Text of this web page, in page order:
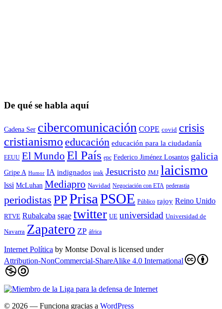
De qué se habla aquí
Cadena Ser cibercomunicación COPE covid crisis
cristianismo educación educación para la ciudadaní­a
EEUU El Mundo El País epc Federico Jiménez Losantos galicia
Gripe A Humor IA indignados irak Jesucristo JMJ laicismo
lssi McLuhan Mediapro Navidad Negociación con ETA pederastia
periodistas PPPrisaPSOE Público rajoy Reino Unido
RTVE Rubalcaba sgae twitter UE universidad Universidad de
Navarra Zapatero ZP áfrica
Internet Política by Montse Doval is licensed under
Attribution-NonCommercial-ShareAlike 4.0 International
© 2026 — Funciona gracias a WordPress